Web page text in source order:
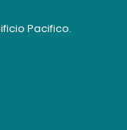
Pacifico.